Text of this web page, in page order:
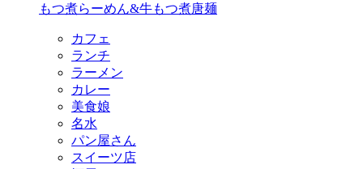
もつ煮らーめん&牛もつ煮唐麺
カフェ
ランチ
ラーメン
カレー
美食娘
名水
パン屋さん
スイーツ店